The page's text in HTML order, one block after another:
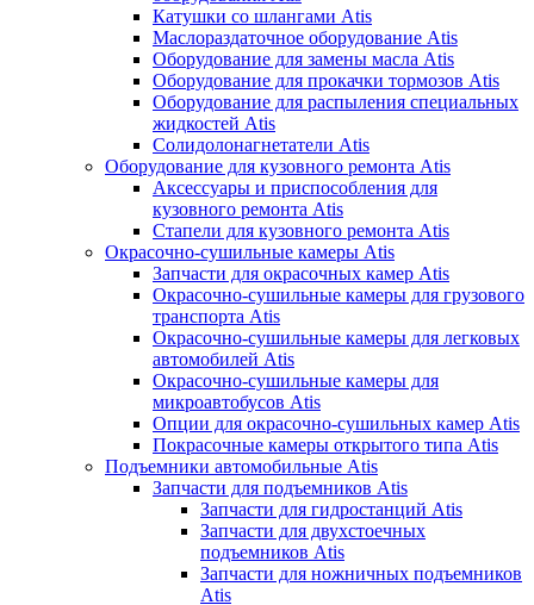
Катушки со шлангами Atis
Маслораздаточное оборудование Atis
Оборудование для замены масла Atis
Оборудование для прокачки тормозов Atis
Оборудование для распыления специальных
жидкостей Atis
Солидолонагнетатели Atis
Оборудование для кузовного ремонта Atis
Аксессуары и приспособления для
кузовного ремонта Atis
Стапели для кузовного ремонта Atis
Окрасочно-сушильные камеры Atis
Запчасти для окрасочных камер Atis
Окрасочно-сушильные камеры для грузового
транспорта Atis
Окрасочно-сушильные камеры для легковых
автомобилей Atis
Окрасочно-сушильные камеры для
микроавтобусов Atis
Опции для окрасочно-сушильных камер Atis
Покрасочные камеры открытого типа Atis
Подъемники автомобильные Atis
Запчасти для подъемников Atis
Запчасти для гидростанций Atis
Запчасти для двухстоечных
подъемников Atis
Запчасти для ножничных подъемников
Atis